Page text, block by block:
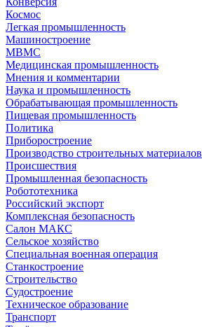
Космос
Легкая промышленность
Машиностроение
МВМС
Медицинская промышленность
Мнения и комментарии
Наука и промышленность
Обрабатывающая промышленность
Пищевая промышленность
Политика
Приборостроение
Производство строительных материалов
Происшествия
Промышленная безопасность
Робототехника
Российский экспорт
Комплексная безопасность
Салон МАКС
Сельское хозяйство
Специальная военная операция
Станкостроение
Строительство
Судостроение
Техническое образование
Транспорт